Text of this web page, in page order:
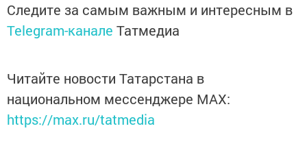
Следите за самым важным и интересным в
Telegram-канале Татмедиа
Читайте новости Татарстана в
национальном мессенджере MАХ:
https://max.ru/tatmedia